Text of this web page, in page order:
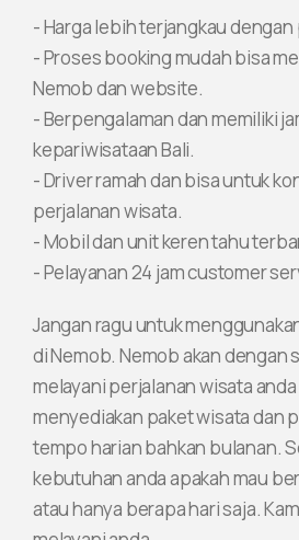
- Harga lebih terjangkau
- Proses booking mudah bisa
Nemob dan website.
- Berpengalaman dan memiliki
kepariwisataan Bali.
- Driver ramah dan bisa untuk
perjalanan wisata.
- Mobil dan unit keren tahu
- Pelayanan 24 jam customer
Jangan ragu untuk
di Nemob. Nemob akan dengan
melayani perjalanan wisata anda
menyediakan paket wisata dan
tempo harian bahkan bulanan.
kebutuhan anda apakah mau
atau hanya berapa hari saja.